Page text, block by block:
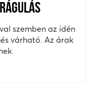
szemben az idén
várható. Az árak